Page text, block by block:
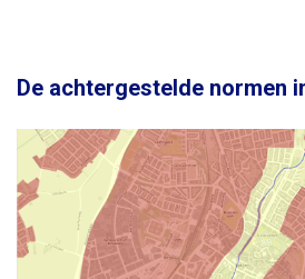
De achtergestelde normen